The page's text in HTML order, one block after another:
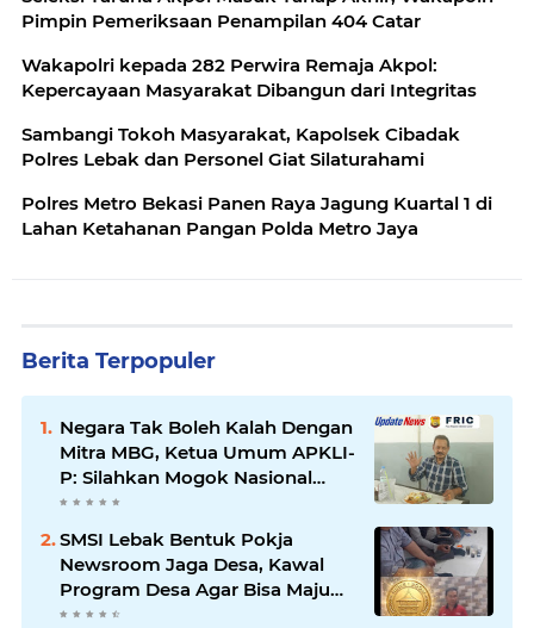
Pimpin Pemeriksaan Penampilan 404 Catar
Wakapolri kepada 282 Perwira Remaja Akpol:
Kepercayaan Masyarakat Dibangun dari Integritas
Sambangi Tokoh Masyarakat, Kapolsek Cibadak
Polres Lebak dan Personel Giat Silaturahami
Polres Metro Bekasi Panen Raya Jagung Kuartal 1 di
Lahan Ketahanan Pangan Polda Metro Jaya
Berita Terpopuler
Negara Tak Boleh Kalah Dengan
Mitra MBG, Ketua Umum APKLI-
P: Silahkan Mogok Nasional
Ganti Kantin Sekolah
SMSI Lebak Bentuk Pokja
Newsroom Jaga Desa, Kawal
Program Desa Agar Bisa Maju
dan Mandiri